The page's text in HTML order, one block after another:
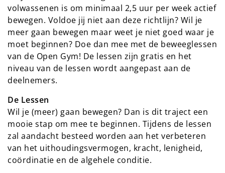
volwassenen is om minimaal 2,5 uur per week actief
bewegen. Voldoe jij niet aan deze richtlijn? Wil je
meer gaan bewegen maar weet je niet goed waar je
moet beginnen? Doe dan mee met de beweeglessen
van de Open Gym! De lessen zijn gratis en het
niveau van de lessen wordt aangepast aan de
deelnemers.
De Lessen
Wil je (meer) gaan bewegen? Dan is dit traject een
mooie stap om mee te beginnen. Tijdens de lessen
zal aandacht besteed worden aan het verbeteren
van het uithoudingsvermogen, kracht, lenigheid,
coördinatie en de algehele conditie.